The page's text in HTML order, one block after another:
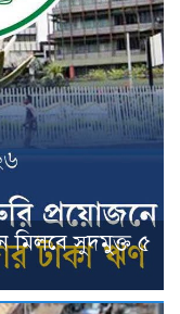
মিলবে সুদমুক্ত ৫